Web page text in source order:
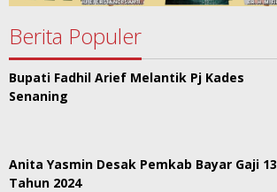
Berita Populer
Bupati Fadhil Arief Melantik Pj Kades
Senaning
Anita Yasmin Desak Pemkab Bayar Gaji 13
Tahun 2024